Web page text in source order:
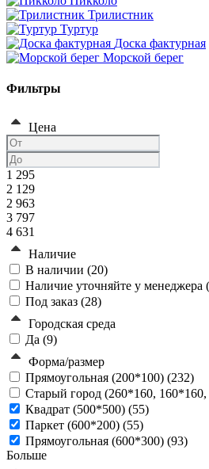
Трилистник
Туртур
Доска фактурная
Морской берег
Фильтры
Цена
1 295
2 129
2 963
3 797
4 631
Наличие
В наличии (20)
Наличие уточняйте у менеджера (
Под заказ (28)
Городская среда
Да (9)
Форма/размер
Прямоугольная (200*100) (232)
Старый город (260*160,
Квадрат (500*500) (55)
Паркет (600*200) (55)
Прямоугольная (600*300) (93)
Больше